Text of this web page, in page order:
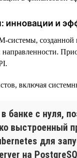
инновации и
системы,
включая
банке с нуля,
выстроенный
для
на